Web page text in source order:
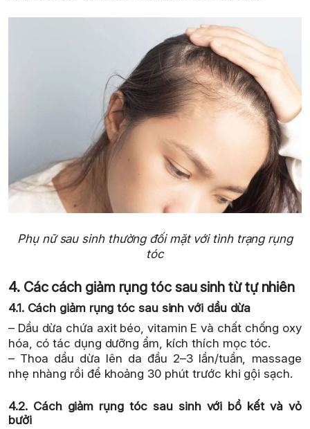
Phụ nữ sau sinh thường đối mặt với tình trạng rụng
tóc
4. Các cách giảm rụng tóc sau sinh từ tự nhiên
4.1. Cách giảm rụng tóc sau sinh với dầu dừa
– Dầu dừa chứa axit béo, vitamin E và chất chống oxy
hóa, có tác dụng dưỡng ẩm, kích thích mọc tóc.
– Thoa dầu dừa lên da đầu 2–3 lần/tuần, massage
nhẹ nhàng rồi để khoảng 30 phút trước khi gội sạch.
4.2. Cách giảm rụng tóc sau sinh với bồ kết và vỏ
bưởi